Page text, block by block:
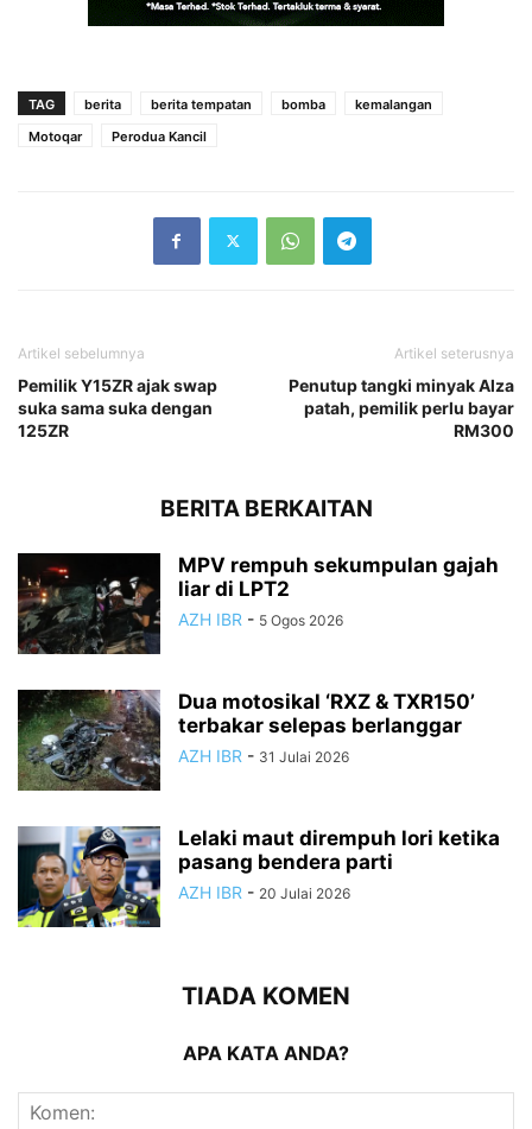
TAG berita berita tempatan bomba
kemalangan
Motoqar
Perodua Kancil
Artikel sebelumnya
Pemilik Y15ZR ajak swap
suka sama suka dengan
125ZR
Artikel seterusnya
Penutup tangki minyak Alza
patah, pemilik perlu bayar
RM300
BERITA BERKAITAN
MPV rempuh sekumpulan gajah
liar di LPT2
AZH IBR - 5 Ogos 2026
Dua motosikal ‘RXZ & TXR150’
terbakar selepas berlanggar
AZH IBR - 31 Julai 2026
Lelaki maut dirempuh lori ketika
pasang bendera parti
AZH IBR - 20 Julai 2026
TIADA KOMEN
APA KATA ANDA?